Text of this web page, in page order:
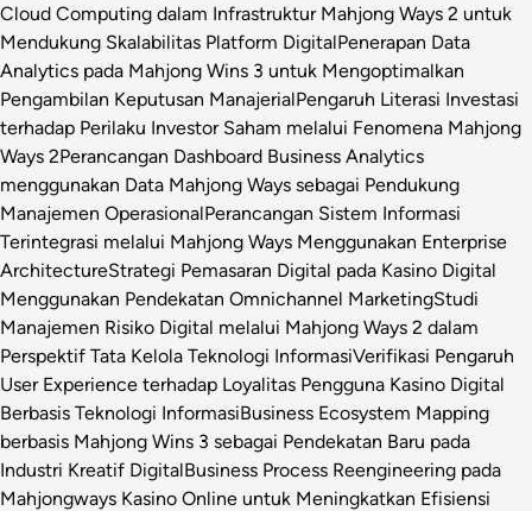
Cloud Computing dalam Infrastruktur Mahjong Ways 2 untuk
Mendukung Skalabilitas Platform DigitalPenerapan Data
Analytics pada Mahjong Wins 3 untuk Mengoptimalkan
Pengambilan Keputusan ManajerialPengaruh Literasi Investasi
terhadap Perilaku Investor Saham melalui Fenomena Mahjong
Ways 2Perancangan Dashboard Business Analytics
menggunakan Data Mahjong Ways sebagai Pendukung
Manajemen OperasionalPerancangan Sistem Informasi
Terintegrasi melalui Mahjong Ways Menggunakan Enterprise
ArchitectureStrategi Pemasaran Digital pada Kasino Digital
Menggunakan Pendekatan Omnichannel MarketingStudi
Manajemen Risiko Digital melalui Mahjong Ways 2 dalam
Perspektif Tata Kelola Teknologi InformasiVerifikasi Pengaruh
User Experience terhadap Loyalitas Pengguna Kasino Digital
Berbasis Teknologi InformasiBusiness Ecosystem Mapping
berbasis Mahjong Wins 3 sebagai Pendekatan Baru pada
Industri Kreatif DigitalBusiness Process Reengineering pada
Mahjongways Kasino Online untuk Meningkatkan Efisiensi